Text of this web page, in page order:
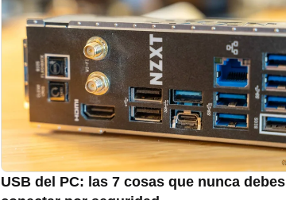
USB del PC: las 7 cosas que nunca debes